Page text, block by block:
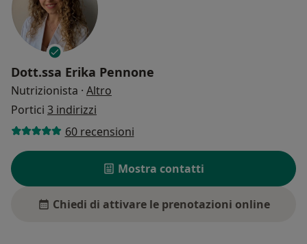
Dott.ssa Erika Pennone
Nutrizionista · Altro
Portici 3 indirizzi
60 recensioni
Mostra contatti
Chiedi di attivare le prenotazioni online